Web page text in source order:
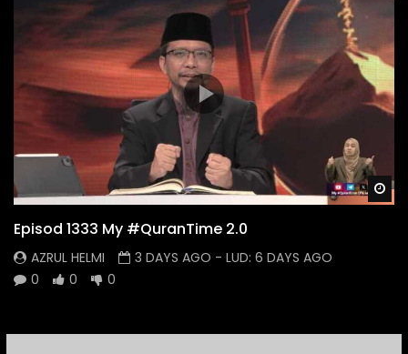
Episod 1333 My #QuranTime 2.0
AZRUL HELMI 3 DAYS AGO - LUD: 6 DAYS AGO
0
0 0